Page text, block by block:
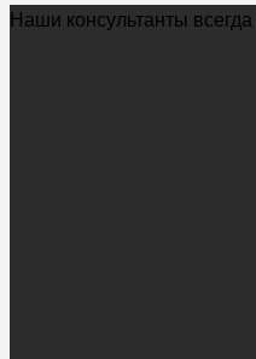
Наши консультанты